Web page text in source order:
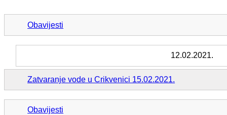
Obavijesti
12.02.2021.
Zatvaranje vode u Crikvenici 15.02.2021.
Obavijesti